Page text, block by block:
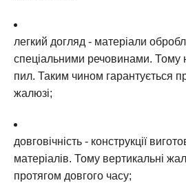
легкий догляд - матеріали
спеціальними речовинами. Тому
пил. Таким чином гарантується
жалюзі;
довговічність - конструкції
матеріалів. Тому вертикальні
протягом довгого часу;